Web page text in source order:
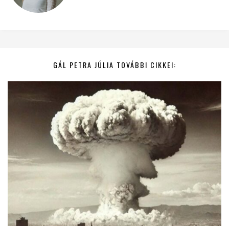
GÁL PETRA JÚLIA TOVÁBBI CIKKEI: